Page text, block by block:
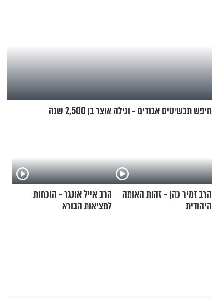
חיפש תכשיטים אבודים - וגילה אוצר בן 2,500 שנה
הרב זמיר כהן - זהות האומה
היהודית
הרב אייל אונגר - הוכחות
למציאות הבורא